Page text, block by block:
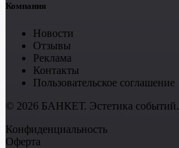
Компания
Новости
Отзывы
Реклама
Контакты
Пользовательское соглашение
© 2026 БАНКЕТ. Эстетика событий.
Конфиденциальность
Оферта